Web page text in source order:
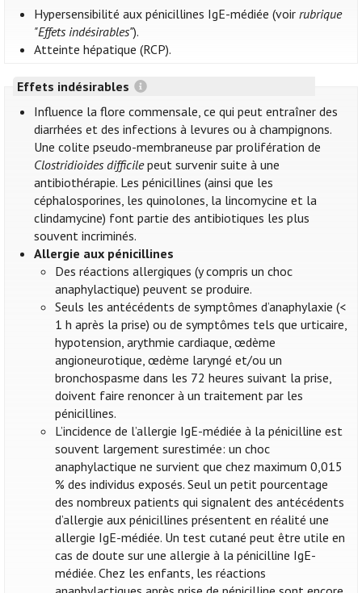
Hypersensibilité aux pénicillines IgE-médiée (voirrubrique
"Effets indésirables").
Atteinte hépatique (RCP).
Effets indésirables
Influence la flore commensale, ce qui peut entraîner des
diarrhées et des infections à levures ou à champignons.
Une colite pseudo-membraneuse par prolifération de
Clostridioides difficilepeut survenir suite à une
antibiothérapie. Les pénicillines (ainsi que les
céphalosporines, les quinolones, la lincomycine et la
clindamycine) font partie des antibiotiques les plus
souvent incriminés.
Allergie aux pénicillines
Des réactions allergiques (y compris un choc
anaphylactique) peuvent se produire.
Seuls les antécédents de symptômes d’anaphylaxie (<
1 h après la prise) ou de symptômes tels que urticaire,
hypotension, arythmie cardiaque, œdème
angioneurotique, œdème laryngé et/ou un
bronchospasme dans les 72 heures suivant la prise,
doivent faire renoncer à un traitement par les
pénicillines.
L’incidence de l’allergie IgE-médiée à la pénicilline est
souvent largement surestimée: un choc
anaphylactique ne survient que chez maximum 0,015
% des individus exposés. Seul un petit pourcentage
des nombreux patients qui signalent des antécédents
d’allergie aux pénicillines présentent en réalité une
allergie IgE-médiée. Un test cutané peut être utile en
cas de doute sur une allergie à la pénicilline IgE-
médiée. Chez les enfants, les réactions